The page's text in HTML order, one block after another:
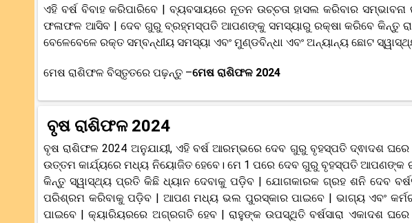
ଏହି ବର୍ଷ ବିବାହ କରିପାରିବେ | ବ୍ୟବସାୟରେ ନୂତନ ଉଚ୍ଚତା ହାସଲ କରିବାର
ଫଳାଫଳ ଆସିବ | ଦେବ ଗୁରୁ ବ୍ରହ୍ମସ୍ପତି ଆପଣଙ୍କୁ ସମସ୍ୟାରୁ ରକ୍ଷା କରିବେ କିନ୍ତୁ
ବେଳେବେଳେ ରକ୍ତ ସମ୍ବନ୍ଧୀୟ ସମସ୍ୟା ଏବଂ ମୁଣ୍ଡବିନ୍ଧା ଏବଂ ଅନ୍ୟାନ୍ୟ ଛୋଟ
ମେଷ ରାଶିଫଳ ବିସ୍ତୃତରେ ପଢ଼ନ୍ତୁ –ମେଷ ରାଶିଫଳ 2024
ବୃଷ ରାଶିଫଳ 2024
ବୃଷ ରାଶିଫଳ 2024 ଅନୁଯାୟୀ, ଏହି ବର୍ଷ ଆରମ୍ଭରେ ଦେବ ଗୁରୁ ବୃହସ୍ପତି ଦ୍ଵାଦଶ ଘରେ
ଉତ୍ତମ କାର୍ଯ୍ୟରେ ମଧ୍ୟ ନିୟୋଜିତ ହେବେ। ମେ 1 ପରେ ଦେବ ଗୁରୁ ବୃହସ୍ପତି ଆପଣଙ୍କ
କିନ୍ତୁ ସ୍ୱାସ୍ଥ୍ୟ ପ୍ରତି କିଛି ଧ୍ୟାନ ଦେବାକୁ ପଡ଼ିବ | ଯୋଗକାରକ ଗ୍ରହ ଶନି ଦେବ
ପରିଶ୍ରମ କରିବାକୁ ପଡ଼ିବ | ଆପଣ ମଧ୍ୟ ଭଲ ପୁରସ୍କାର ପାଇବେ | ଭାଗ୍ୟ ଏବଂ
ପାଇବେ | କ୍ୟାରିୟରରେ ଅଗ୍ରଗତି ହେବ | ରାହୁଙ୍କ ଉପସ୍ଥିତି ବର୍ଷସାରା ଏକାଦଶ